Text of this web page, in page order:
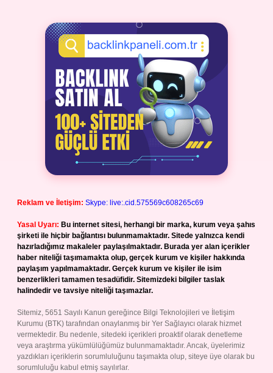
Reklam ve İletişim: Skype: live:.cid.575569c608265c69
Yasal Uyarı: Bu internet sitesi, herhangi bir marka, kurum veya şahıs
şirketi ile hiçbir bağlantısı bulunmamaktadır. Sitede yalnızca kendi
hazırladığımız makaleler paylaşılmaktadır. Burada yer alan içerikler
haber niteliği taşımamakta olup, gerçek kurum ve kişiler hakkında
paylaşım yapılmamaktadır. Gerçek kurum ve kişiler ile isim
benzerlikleri tamamen tesadüfidir. Sitemizdeki bilgiler taslak
halindedir ve tavsiye niteliği taşımazlar.
Sitemiz, 5651 Sayılı Kanun gereğince Bilgi Teknolojileri ve İletişim
Kurumu (BTK) tarafından onaylanmış bir Yer Sağlayıcı olarak hizmet
vermektedir. Bu nedenle, sitedeki içerikleri proaktif olarak denetleme
veya araştırma yükümlülüğümüz bulunmamaktadır. Ancak, üyelerimiz
yazdıkları içeriklerin sorumluluğunu taşımakta olup, siteye üye olarak bu
sorumluluğu kabul etmiş sayılırlar.